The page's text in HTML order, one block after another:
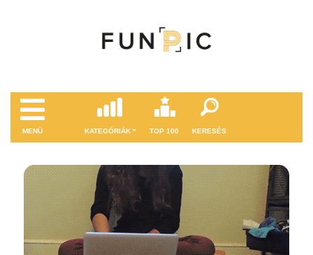
MENÜ KATEGÓRIÁK TOP 100 KERESÉS